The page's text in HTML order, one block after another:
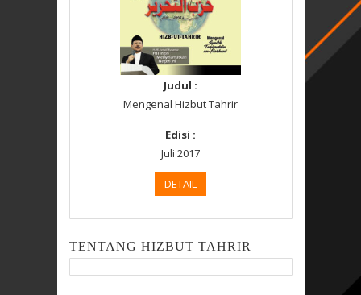
Judul :
Mengenal Hizbut Tahrir
Edisi :
Juli 2017
DETAIL
TENTANG HIZBUT TAHRIR